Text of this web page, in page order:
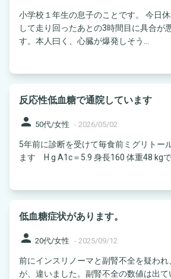
小学校１年生の息子のことです。 今日休み時間に鬼ごっこを
して走り回ったあとの3時間目に具合が
す。本人曰く、心臓が爆発しそう...
反応性低血糖で通院しています
person 50代/女性 - 2026/05/02
5年前に診断を受けて毎食前ミグリトー
ます H g A1c＝5.9 身
低血糖症状があります。
person 20代/女性 - 2025/09/12
前にインスリノーマと副腎不全を疑われ
が、違いました。副腎不全の数値は出